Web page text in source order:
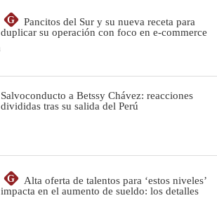
G
Pancitos del Sur y su nueva receta para
duplicar su operación con foco en e-commerce
Salvoconducto a Betssy Chávez: reacciones
divididas tras su salida del Perú
G
Alta oferta de talentos para ‘estos niveles’
impacta en el aumento de sueldo: los detalles